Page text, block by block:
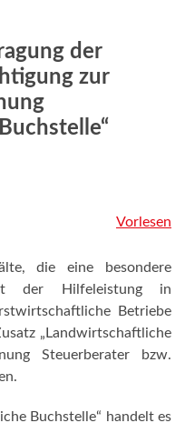
der
zur
Vorlesen
die eine besondere
der Hilfeleistung in
Betriebe
„Landwirtschaftliche
Steuerberater bzw.
Buchstelle“ handelt es